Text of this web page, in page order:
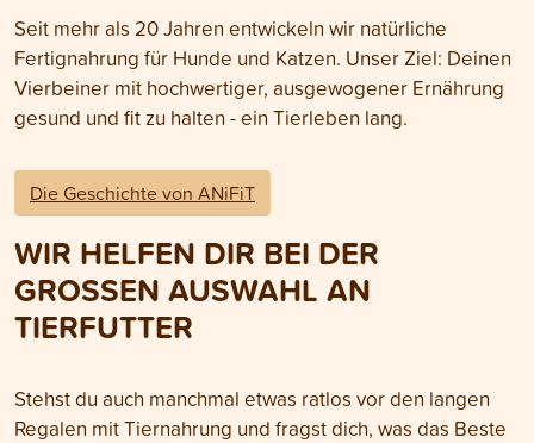
Seit mehr als 20 Jahren entwickeln wir natürliche
Fertignahrung für Hunde und Katzen. Unser Ziel: Deinen
Vierbeiner mit hochwertiger, ausgewogener Ernährung
gesund und fit zu halten - ein Tierleben lang.
Die Geschichte von ANiFiT
WIR HELFEN DIR BEI DER
GROSSEN AUSWAHL AN
TIERFUTTER
Stehst du auch manchmal etwas ratlos vor den langen
Regalen mit Tiernahrung und fragst dich, was das Beste